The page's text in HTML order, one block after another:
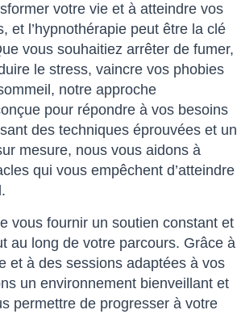
votre vie et à atteindre vos
et l’hypnothérapie peut être la clé
vous souhaitiez arrêter de fumer,
le stress, vaincre vos phobies
notre approche
pour répondre à vos besoins
des techniques éprouvées et un
mesure, nous vous aidons à
qui vous empêchent d’atteindre
vous fournir un soutien constant et
au long de votre parcours. Grâce à
et à des sessions adaptées à vos
un environnement bienveillant et
permettre de progresser à votre